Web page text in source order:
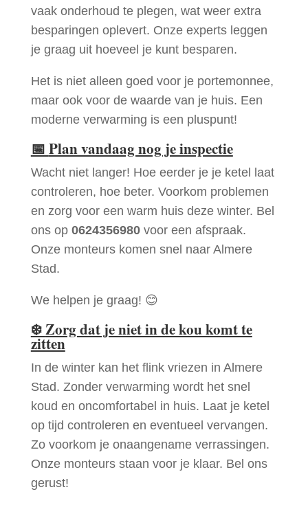
vaak onderhoud te plegen, wat weer extra
besparingen oplevert. Onze experts leggen
je graag uit hoeveel je kunt besparen.
Het is niet alleen goed voor je portemonnee,
maar ook voor de waarde van je huis. Een
moderne verwarming is een pluspunt!
📅 Plan vandaag nog je inspectie
Wacht niet langer! Hoe eerder je je ketel laat
controleren, hoe beter. Voorkom problemen
en zorg voor een warm huis deze winter. Bel
ons op 0624356980voor een afspraak.
Onze monteurs komen snel naar Almere
Stad.
We helpen je graag! 😊
❄️Zorg dat je niet in de kou komt te
zitten
In de winter kan het flink vriezen in Almere
Stad. Zonder verwarming wordt het snel
koud en oncomfortabel in huis. Laat je ketel
op tijd controleren en eventueel vervangen.
Zo voorkom je onaangename verrassingen.
Onze monteurs staan voor je klaar. Bel ons
gerust!